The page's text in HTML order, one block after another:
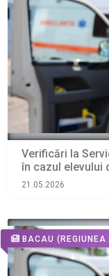
Verificări la
în cazul elevului
21.05.2026
BACAU (REGIUNEA